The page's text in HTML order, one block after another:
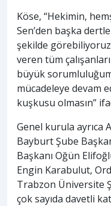
Köse, “Hekimin,
Sen’den başka
şekilde
veren tüm
büyük
mücadeleye devam
kuşkusu olmasın”
Genel kurula ayrıca
Bayburt Şube
Başkanı Oğün
Engin Karabulut,
Trabzon Üniversite
çok sayıda davetli